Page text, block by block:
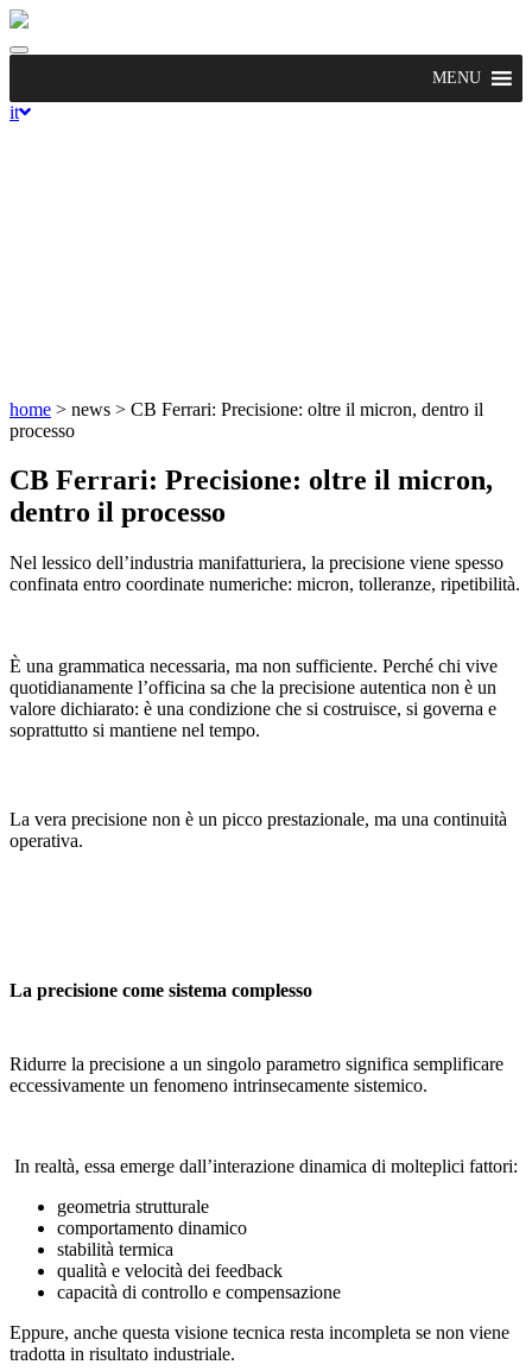
Toggle
MENU
it
home > news > CB Ferrari: Precisione: oltre il micron, dentro il
processo
CB Ferrari: Precisione: oltre il micron,
dentro il processo
Nel lessico dell’industria manifatturiera, la precisione viene spesso
confinata entro coordinate numeriche: micron, tolleranze, ripetibilità.
È una grammatica necessaria, ma non sufficiente. Perché chi vive
quotidianamente l’officina sa che la precisione autentica non è un
valore dichiarato: è una condizione che si costruisce, si governa e
soprattutto si mantiene nel tempo.
La vera precisione non è un picco prestazionale, ma una continuità
operativa.
La precisione come sistema complesso
Ridurre la precisione a un singolo parametro significa semplificare
eccessivamente un fenomeno intrinsecamente sistemico.
In realtà, essa emerge dall’interazione dinamica di molteplici fattori:
geometria strutturale
comportamento dinamico
stabilità termica
qualità e velocità dei feedback
capacità di controllo e compensazione
Eppure, anche questa visione tecnica resta incompleta se non viene
tradotta in risultato industriale.